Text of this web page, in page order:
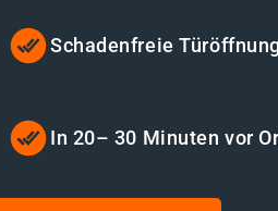
Schadenfreie
In 20– 30 Minuten vor